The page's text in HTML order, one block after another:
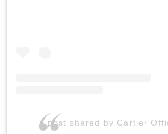
A post shared by Cartier